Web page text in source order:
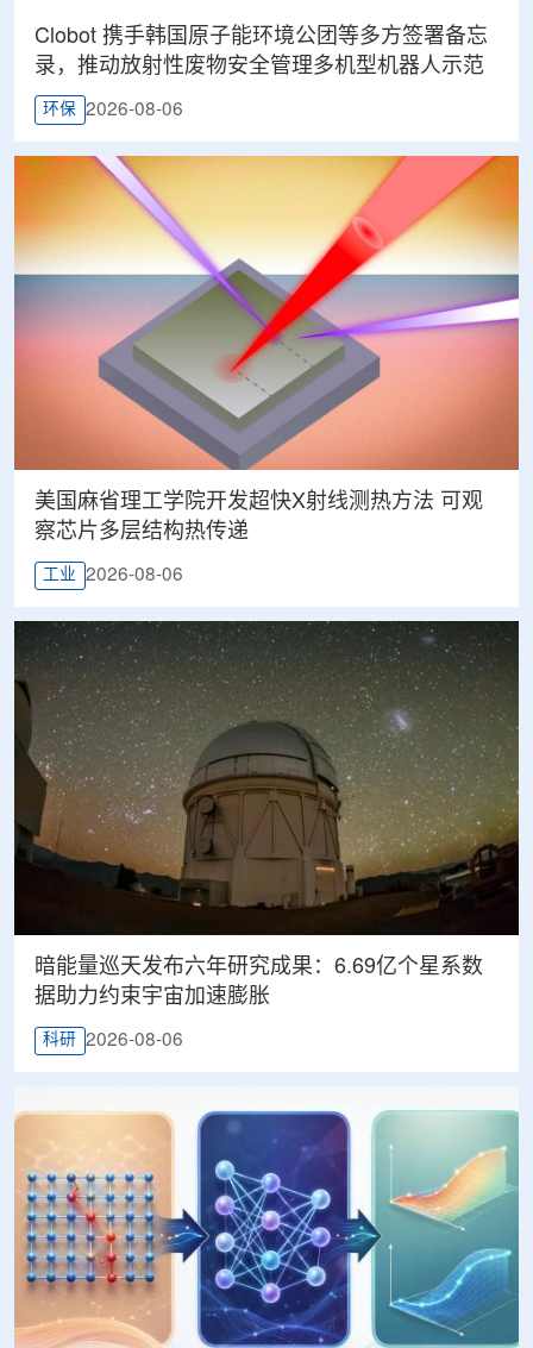
Clobot 携手韩国原子能环境公团等多方签署备忘
录，推动放射性废物安全管理多机型机器人示范
环保 2026-08-06
美国麻省理工学院开发超快X射线测热方法 可观
察芯片多层结构热传递
工业 2026-08-06
暗能量巡天发布六年研究成果：6.69亿个星系数
据助力约束宇宙加速膨胀
科研 2026-08-06